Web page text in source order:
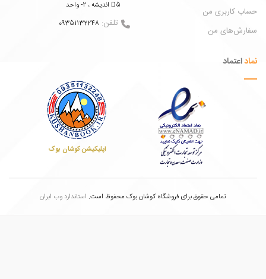
کاربری من
من
تلفن:09351132248
اپلیکیشن کوشان بوک
تمامی حقوق برای فروشگاه کوشان بوک محفوظ است.استاندارد وب ابران